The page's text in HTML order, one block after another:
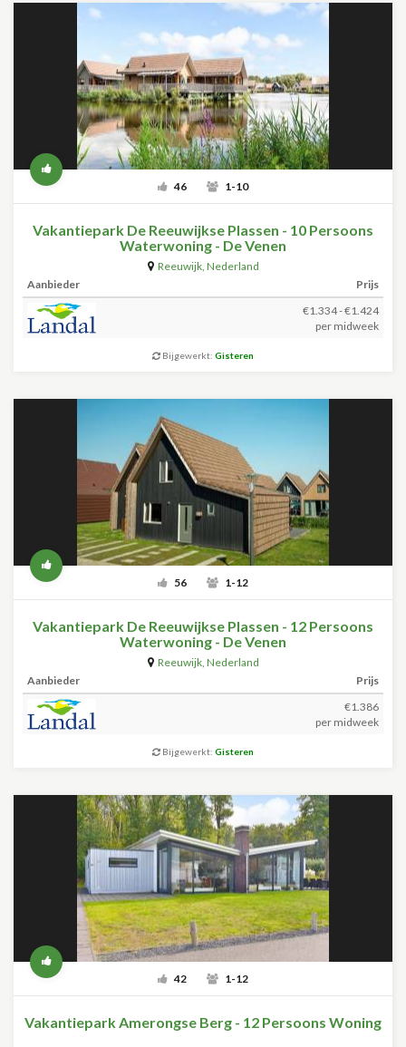
46 1-10
Vakantiepark De Reeuwijkse Plassen - 10 Persoons
Waterwoning - De Venen
Reeuwijk, Nederland
Aanbieder
Prijs
€1.334 - €1.424
per midweek
Bijgewerkt: Gisteren
56 1-12
Vakantiepark De Reeuwijkse Plassen - 12 Persoons
Waterwoning - De Venen
Reeuwijk, Nederland
Aanbieder
Prijs
€1.386
per midweek
Bijgewerkt: Gisteren
42 1-12
Vakantiepark Amerongse Berg - 12 Persoons Woning